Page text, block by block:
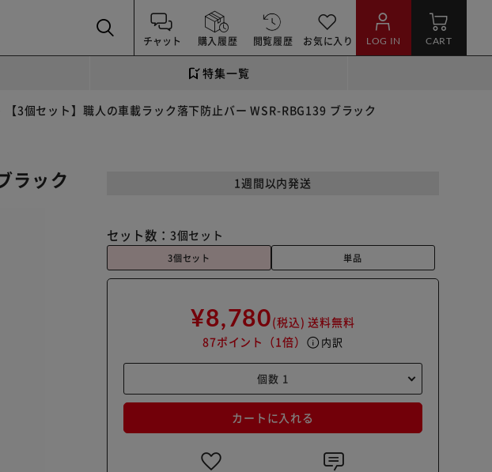
チャット 購入履歴 閲覧履歴 お気に入り LOG IN CART
特集一覧
【3個セット】職人の車載ラック落下防止バー WSR-RBG139 ブラック
ラック 1週間以内発送
セット数： 3個セット
3個セット 単品
¥8,780(税込) 送料無料
87ポイント （1倍） info 内訳
カートに入れる